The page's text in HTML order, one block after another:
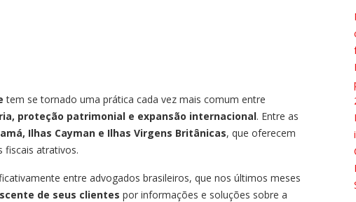
tem se tornado uma prática cada vez mais comum entre
proteção patrimonial e expansão internacional. Entre as
Ilhas Cayman e Ilhas Virgens Britânicas, que oferecem
fiscais atrativos.
entre advogados brasileiros, que nos últimos meses
de seus clientes por informações e soluções sobre a